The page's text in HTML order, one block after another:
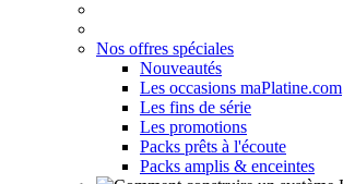
Nos offres spéciales
Nouveautés
Les occasions maPlatine.com
Les fins de série
Les promotions
Packs prêts à l'écoute
Packs amplis & enceintes